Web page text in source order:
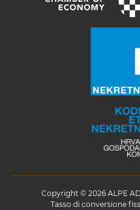
Copyright © 2026 ALPE
Tasso di conversione